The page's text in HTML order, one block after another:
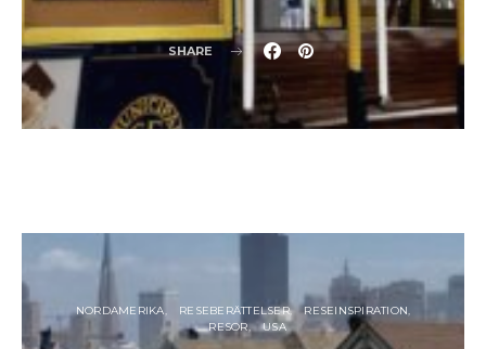
SHARE
NORDAMERIKA RESEBERÄTTELSER
RESEINSPIRATION
RESOR
USA